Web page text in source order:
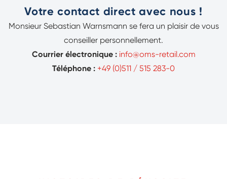
Votre contact direct avec nous !
Monsieur Sebastian Warnsmann se fera un plaisir de vous
conseiller personnellement.
Courrier électronique : info@oms-retail.com
Téléphone : +49 (0)511 / 515 283-0